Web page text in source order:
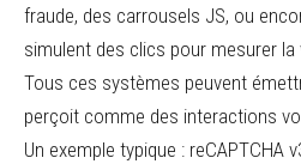
fraude, des carrousels JS, ou
simulent des clics pour mesurer la
Tous ces systèmes peuvent
perçoit comme des interactions
Un exemple typique : reCAPTCHA